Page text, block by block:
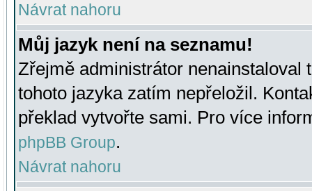
Návrat nahoru
Můj jazyk není na seznamu!
Zřejmě administrátor nenainstaloval
tohoto jazyka zatím nepřeložil.
překlad vytvořte sami. Pro více
phpBB Group.
Návrat nahoru